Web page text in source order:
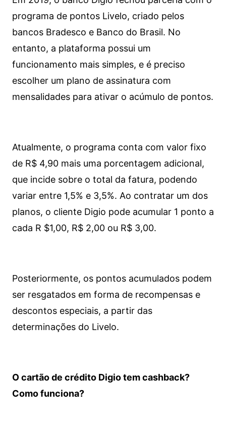
programa de pontos Livelo, criado pelos
bancos Bradesco e Banco do Brasil. No
entanto, a plataforma possui um
funcionamento mais simples, e é preciso
escolher um plano de assinatura com
mensalidades para ativar o acúmulo de pontos.
Atualmente, o programa conta com valor fixo
de R$ 4,90 mais uma porcentagem adicional,
que incide sobre o total da fatura, podendo
variar entre 1,5% e 3,5%. Ao contratar um dos
planos, o cliente Digio pode acumular 1 ponto a
cada R $1,00, R$ 2,00 ou R$ 3,00.
Posteriormente, os pontos acumulados podem
ser resgatados em forma de recompensas e
descontos especiais, a partir das
determinações do Livelo.
O cartão de crédito Digio tem cashback?
Como funciona?